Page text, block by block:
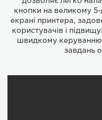
кнопки на великому
екрані принтера,
користувачів і
швидкому
завдань